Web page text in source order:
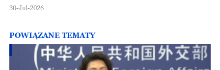
30-Jul-2026
POWIĄZANE TEMATY